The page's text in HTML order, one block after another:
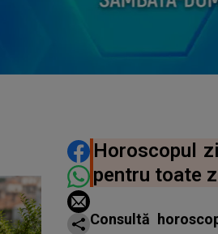
DISTRIBUIE
Horoscopul
pentru toate
Consultă